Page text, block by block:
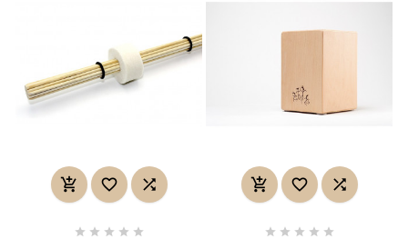
  
    
  
    